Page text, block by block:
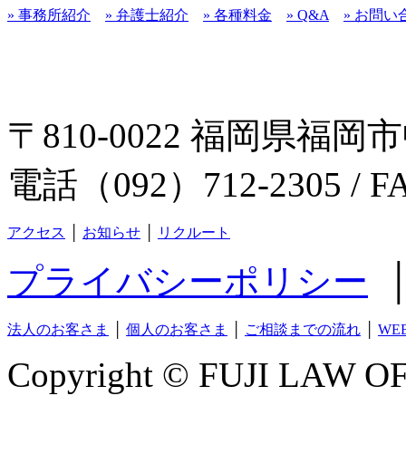
» 事務所紹介 » 弁護士紹介 » 各種料金 » Q&A » お問い
〒810-0022 福岡県福岡
電話（092）712-2305 /
アクセス お知らせ リクルート
プライバシーポリシー
法人のお客さま 個人のお客さま ご相談までの流れ
Copyright © FUJI LAW